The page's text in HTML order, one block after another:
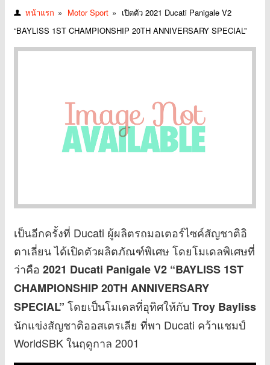
หน้าแรก » Motor Sport » เปิดตัว 2021 Ducati Panigale V2
“BAYLISS 1ST CHAMPIONSHIP 20TH ANNIVERSARY SPECIAL”
เป็นอีกครั้งที่ Ducati ผู้ผลิตรถมอเตอร์ไซค์สัญชาติอิ
ตาเลี่ยน ได้เปิดตัวผลิตภัณฑ์พิเศษ โดยโมเดลพิเศษที่
ว่าคือ 2021 Ducati Panigale V2 “BAYLISS 1ST
CHAMPIONSHIP 20TH ANNIVERSARY
SPECIAL” โดยเป็นโมเดลที่อุทิศให้กับTroy Bayliss
นักแข่งสัญชาติออสเตรเลีย ที่พา Ducati คว้าแชมป์
WorldSBK ในฤดูกาล 2001